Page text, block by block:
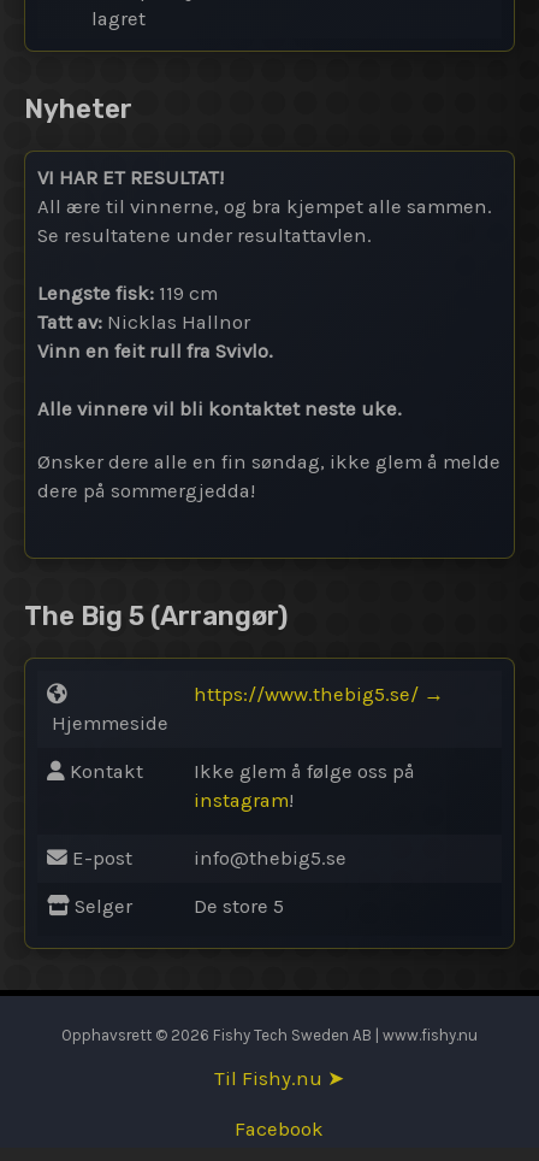
lagret
Nyheter
VI HAR ET RESULTAT!
All ære til vinnerne, og bra kjempet alle sammen.
Se resultatene under resultattavlen.
Lengste fisk: 119 cm
Tatt av: Nicklas Hallnor
Vinn en feit rull fra Svivlo.
Alle vinnere vil bli kontaktet neste uke.
Ønsker dere alle en fin søndag, ikke glem å melde
dere på sommergjedda!
The Big 5 (Arrangør)
Hjemmeside
https://www.thebig5.se/ →
Kontakt
Ikke glem å følge oss på
instagram!
E-post info@thebig5.se
Selger De store 5
Opphavsrett © 2026 Fishy Tech Sweden AB | www.fishy.nu
Til Fishy.nu ➤
Facebook